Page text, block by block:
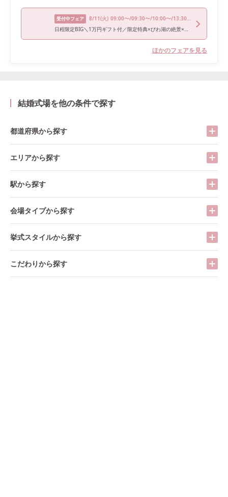
受付中フェア 8/11(火) 09:00〜/09:30〜/10:00〜/13:30〜/16:30〜
日程限定BIG＼1万円ギフト付／限定特典×びわ湖の絶景×絶品試食
ほかのフェアを見る
結婚式場を他の条件で探す
都道府県から探す
エリアから探す
駅から探す
会場タイプから探す
挙式スタイルから探す
こだわりから探す